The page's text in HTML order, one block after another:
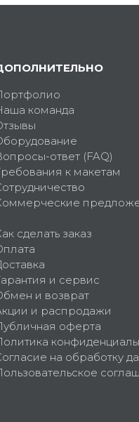
команда
ответ (FAQ)
к макетам
сделать заказ
и сервис
и возврат
и распродажи
оферта
на обработку